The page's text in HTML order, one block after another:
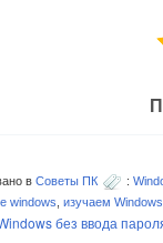
в Советы ПК :
windows изучаем
без ввода